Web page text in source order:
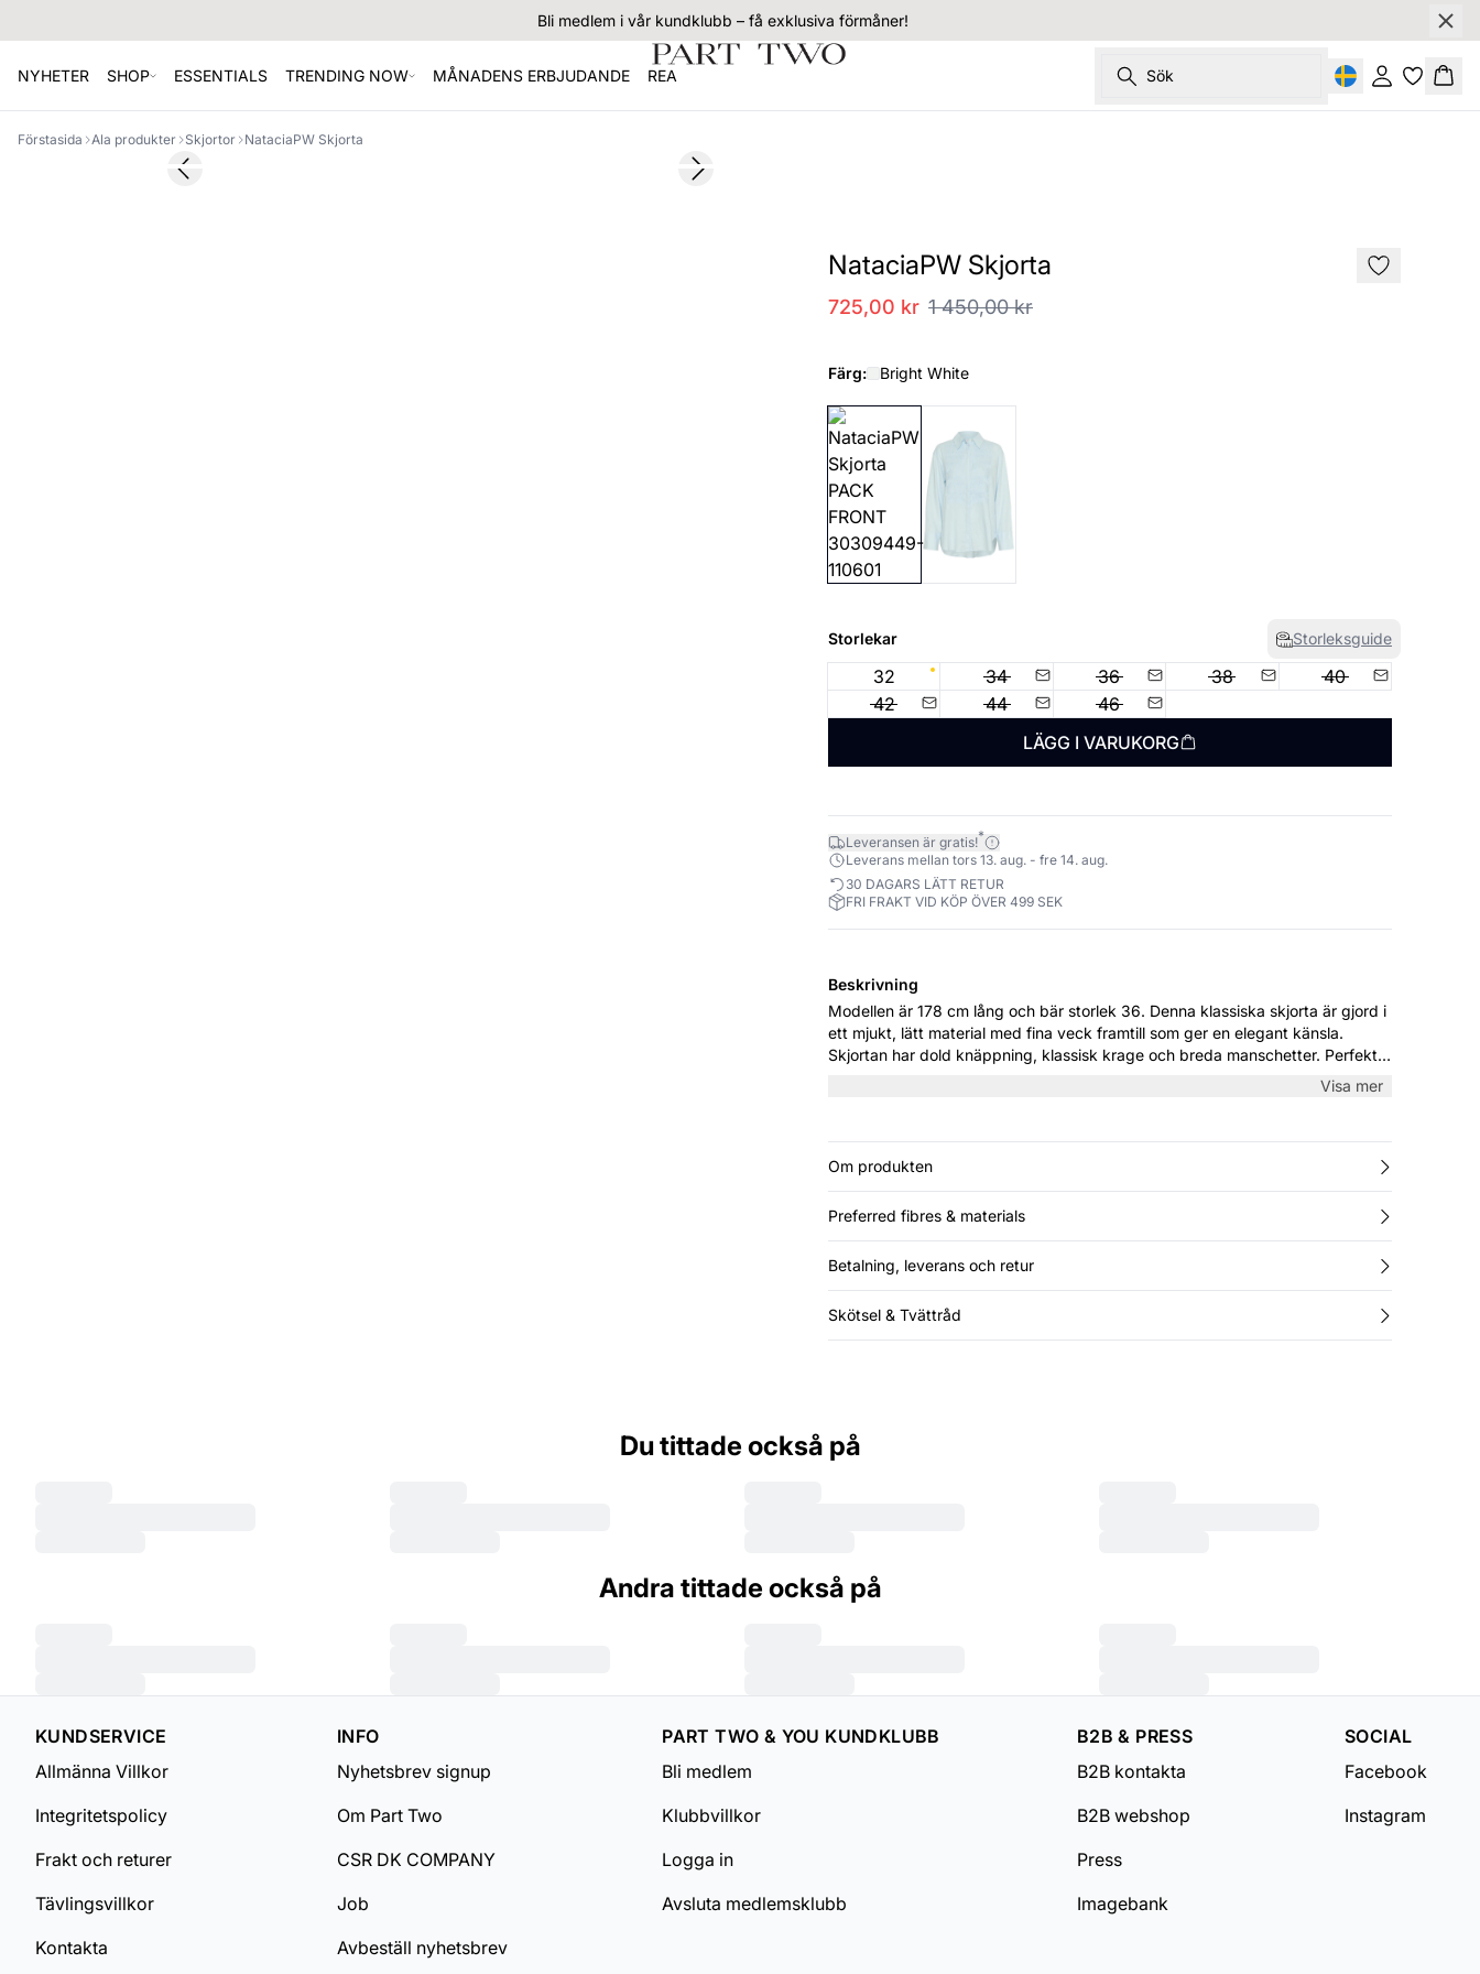
Bli medlem i vår kundklubb – få exklusiva förmåner!
NYHETER SHOP ESSENTIALS TRENDING NOW MÅNADENS ERBJUDANDE REA Sök Logga inKorg
Förstasida Ala produkter Skjortor
NataciaPW Skjorta
SALEPrevious slide Next slide
NataciaPW Skjorta
725,00 kr 1 450,00 kr
Färg: Bright White
Storlekar Storleksguide
32 34 36 38
40
42
44
46
LÄGG I VARUKORG
Leveransen är gratis!*
Leverans mellan tors 13. aug. - fre 14. aug.
30 DAGARS LÄTT RETUR
FRI FRAKT VID KÖP ÖVER 499 SEK
Beskrivning
Modellen är 178 cm lång och bär storlek 36. Denna klassiska skjorta är gjord i
ett mjukt, lätt material med fina veck framtill som ger en elegant känsla.
Skjortan har dold knäppning, klassisk krage och breda manschetter. Perfekt
Visa mer
Om produkten
Preferred fibres & materials
Betalning, leverans och retur
Skötsel & Tvättråd
Du tittade också på
Andra tittade också på
KUNDSERVICE
Allmänna Villkor
Integritetspolicy
Frakt och returer
Tävlingsvillkor
Kontakta
INFO
Nyhetsbrev signup
Om Part Two
CSR DK COMPANY
Job
Avbeställ nyhetsbrev
PART TWO & YOU KUNDKLUBB
Bli medlem
Klubbvillkor
Logga in
Avsluta medlemsklubb
B2B & PRESS
B2B kontakta
B2B webshop
Press
Imagebank
SOCIAL
Facebook
Instagram